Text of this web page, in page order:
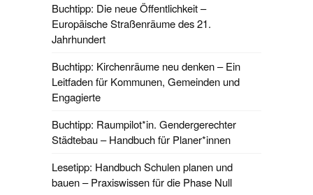
Buchtipp: Die neue Öffentlichkeit –
Europäische Straßenräume des 21.
Jahrhundert
Buchtipp: Kirchenräume neu denken – Ein
Leitfaden für Kommunen, Gemeinden und
Engagierte
Buchtipp: Raumpilot*in. Gendergerechter
Städtebau – Handbuch für Planer*innen
Lesetipp: Handbuch Schulen planen und
bauen – Praxiswissen für die Phase Null